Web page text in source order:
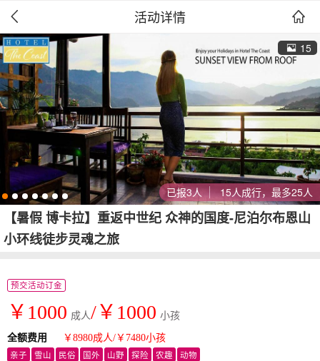
 活动详情 
已报3人 15人成行，最多25人
15
【暑假 博卡拉】重返中世纪 众神的国度-尼泊尔布恩山
小环线徒步灵魂之旅
预交活动订金
￥1000 成人/￥1000 小孩
全额费用 ￥8980成人/￥7480小孩
亲子 雪山 民俗 国外 山野 探险 农趣 动物